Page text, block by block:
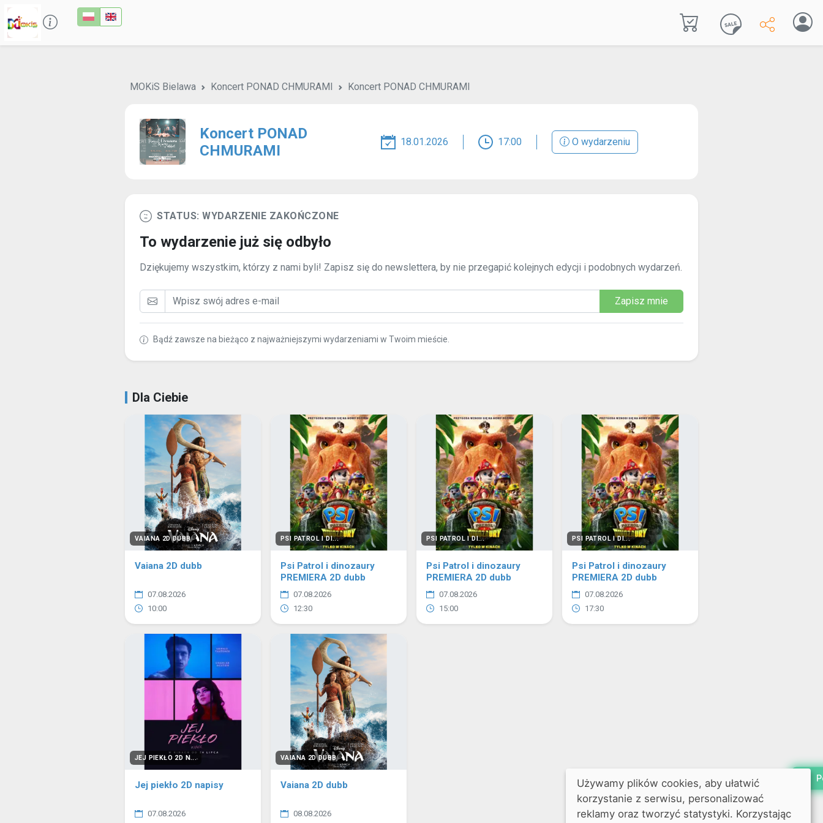
MOKiS Bielawa Koncert PONAD CHMURAMI Koncert PONAD CHMURAMI
Koncert PONAD
CHMURAMI
18.01.2026 17:00 O wydarzeniu
STATUS: WYDARZENIE ZAKOŃCZONE
To wydarzenie już się odbyło
Dziękujemy wszystkim, którzy z nami byli! Zapisz się do newslettera, by nie przegapić kolejnych edycji i podobnych wydarzeń.
Zapisz mnie
Bądź zawsze na bieżąco z najważniejszymi wydarzeniami w Twoim mieście.
Dla Ciebie
VAIANA 2D DUBB
Vaiana 2D dubb
07.08.2026
10:00
PSI PATROL I DI...
Psi Patrol i dinozaury
PREMIERA 2D dubb
07.08.2026
12:30
PSI PATROL I DI...
Psi Patrol i dinozaury
PREMIERA 2D dubb
07.08.2026
15:00
PSI PATROL I DI...
Psi Patrol i dinozaury
PREMIERA 2D dubb
07.08.2026
17:30
JEJ PIEKŁO 2D N...
Jej piekło 2D napisy
07.08.2026
VAIANA 2D DUBB
Vaiana 2D dubb
08.08.2026
Używamy plików cookies, aby ułatwić
korzystanie z serwisu, personalizować
reklamy oraz tworzyć statystyki. Korzystając